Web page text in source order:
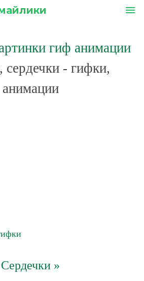
menu
гиф анимации
- гифки,
анимации
Сердечки »